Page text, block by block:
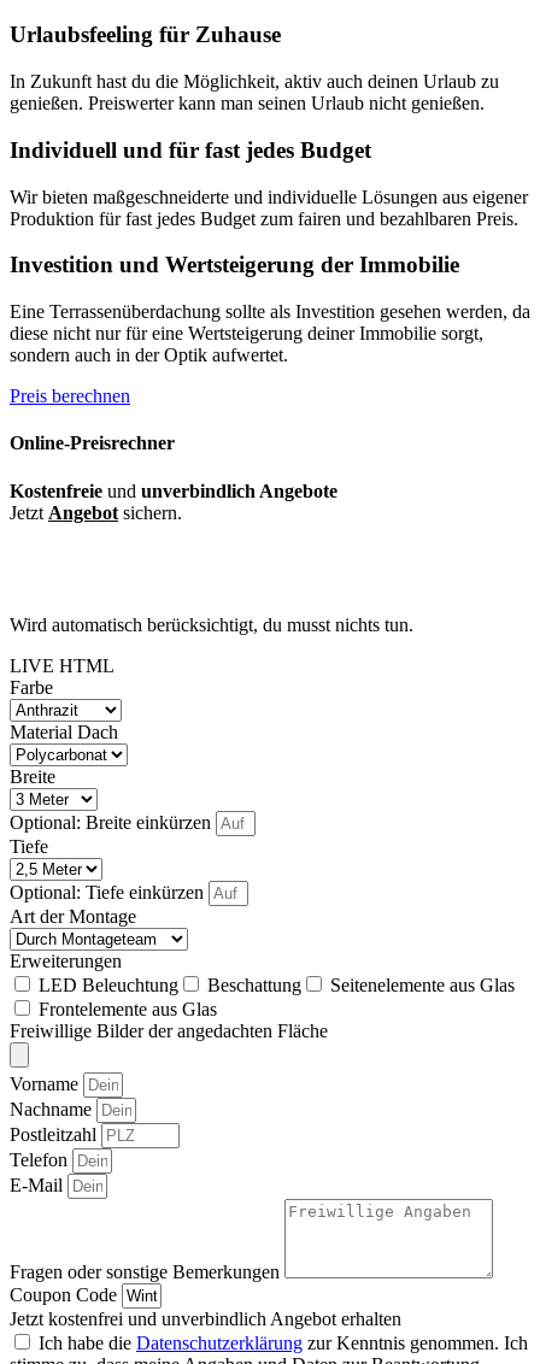
Urlaubsfeeling für Zuhause
In Zukunft hast du die Möglichkeit, aktiv auch deinen Urlaub zu
genießen. Preiswerter kann man seinen Urlaub nicht genießen.
Individuell und für fast jedes Budget
Wir bieten maßgeschneiderte und individuelle Lösungen aus eigener
Produktion für fast jedes Budget zum fairen und bezahlbaren Preis.
Investition und Wertsteigerung der Immobilie
Eine Terrassenüberdachung sollte als Investition gesehen werden, da
diese nicht nur für eine Wertsteigerung deiner Immobilie sorgt,
sondern auch in der Optik aufwertet.
Preis berechnen
Online-Preisrechner
Kostenfreie und unverbindlich Angebote
Jetzt Angebot sichern.
Wird automatisch berücksichtigt, du musst nichts tun.
LIVE HTML
Farbe
Material Dach
Breite
Optional: Breite einkürzen
Tiefe
Optional: Tiefe einkürzen
Art der Montage
Erweiterungen
LED Beleuchtung
Beschattung
Seitenelemente aus Glas
Frontelemente aus Glas
Freiwillige Bilder der angedachten Fläche
Vorname
Nachname
Postleitzahl
Telefon
E-Mail
Fragen oder sonstige Bemerkungen
Coupon Code
Jetzt kostenfrei und unverbindlich Angebot erhalten
Ich habe die Datenschutzerklärung zur Kenntnis genommen. Ich